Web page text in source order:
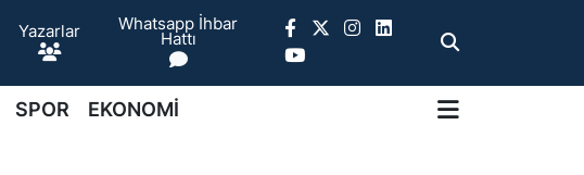
Yazarlar Whatsapp İhbar
Hattı
SPOR EKONOMİ